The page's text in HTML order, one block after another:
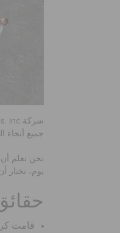
جميع أنحاء العالم ، ولسبب
نحن نعلم أن
يوم، نختار
قامت كروكس ببيع